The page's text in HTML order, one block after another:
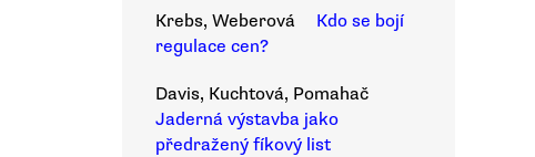
Krebs, Weberová
Kdo se bojí
regulace cen?
Davis, Kuchtová, Pomahač
Jaderná výstavba jako
předražený fíkový list